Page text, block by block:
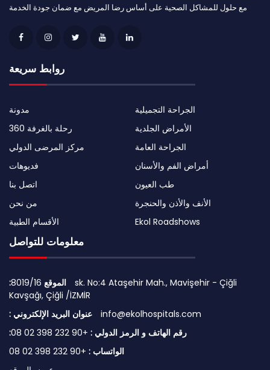
مع حلول للمشاكل الصحية على أساس رضا المريض مع ضمان جودة الخدمة
روابط سريعة
مدونة
رحلة بالغرفة 360
مركز المرضى الدولي
فديوهات
اتصل بنا
من نحن
الأقسام الطبية
الجراحة التجميلية
الأمراض الجلدية
الجراحة العامة
أمراض الفم والأسنان
طب العيون
الأنف والأذن والحنجرة
Ekol Roadshows
معلومات للتواصل
:الموقع 8019/16 sk. No:4 Ataşehir Mah., Mavişehir - Çiğli
Kavşağı, Çiğli /İZMİR
info@ekolhospitals.com
:رقم الهاتف و الرمز الدولي : +90 232 398 02 08
الواتساب : +90 232 398 02 08